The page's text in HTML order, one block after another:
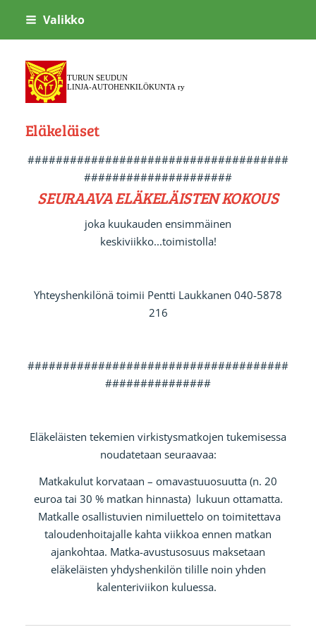
Siirry
Valikko
Turun Seudun Linja-
Eläkeläiset
#####################################
#####################
SEURAAVA ELÄKELÄISTEN KOKOUS
joka kuukauden ensimmäinen
keskiviikko...toimistolla!
Yhteyshenkilönä toimii Pentti Laukkanen 040-5878
216
#####################################
###############
Eläkeläisten tekemien virkistysmatkojen tukemisessa
noudatetaan seuraavaa:
Matkakulut korvataan – omavastuuosuutta (n. 20
euroa tai 30 % matkan hinnasta) lukuun ottamatta.
Matkalle osallistuvien nimiluettelo on toimitettava
taloudenhoitajalle kahta viikkoa ennen matkan
ajankohtaa. Matka-avustusosuus maksetaan
eläkeläisten yhdyshenkilön tilille noin yhden
kalenteriviikon kuluessa.